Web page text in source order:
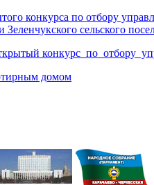
конкурса по отбору
сельского
конкурс по отбору
домом